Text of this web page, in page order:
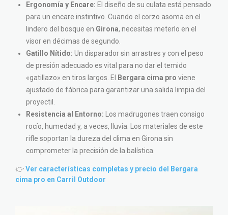
Ergonomía y Encare: El diseño de su culata está pensado
para un encare instintivo. Cuando el corzo asoma en el
lindero del bosque en Girona, necesitas meterlo en el
visor en décimas de segundo.
Gatillo Nítido: Un disparador sin arrastres y con el peso
de presión adecuado es vital para no dar el temido
«gatillazo» en tiros largos. El
Bergara cima pro viene
ajustado de fábrica para garantizar una salida limpia del
proyectil.
Resistencia al Entorno: Los madrugones traen consigo
rocío, humedad y, a veces, lluvia. Los materiales de este
rifle soportan la dureza del clima en Girona sin
comprometer la precisión de la balística.
👉Ver características completas y precio del Bergara
cima pro en Carril Outdoor